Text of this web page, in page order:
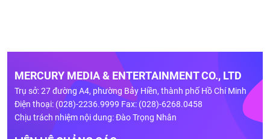
MERCURY MEDIA & ENTERTAINMENT CO., LTD
Trụ sở: 27 đường A4, phường Bảy Hiền, thành phố Hồ Chí Minh
Điện thoại: (028)-2236.9999 Fax: (028)-6268.0458
Chịu trách nhiệm nội dung: Đào Trọng Nhân